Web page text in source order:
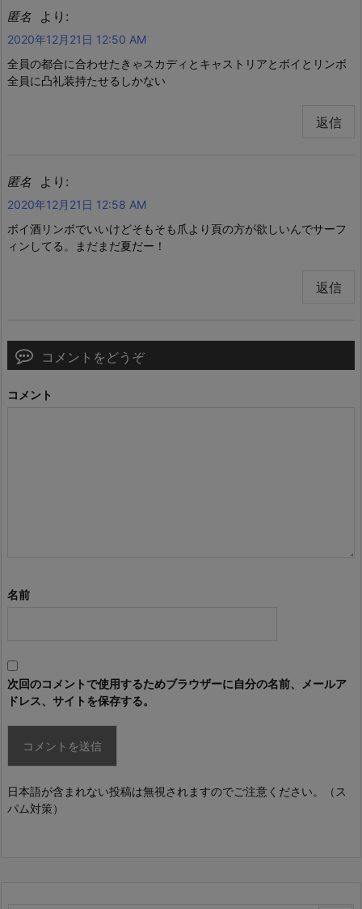
匿名 より:
2020年12月21日 12:50 AM
全員の都合に合わせたきゃスカディとキャストリアとボイとリンボ
全員に凸礼装持たせるしかない
返信
匿名 より:
2020年12月21日 12:58 AM
ボイ酒リンボでいいけどそもそも爪より頁の方が欲しいんでサーフ
ィンしてる。まだまだ夏だー！
返信
コメントをどうぞ
コメント
名前
次回のコメントで使用するためブラウザーに自分の名前、メールア
ドレス、サイトを保存する。
日本語が含まれない投稿は無視されますのでご注意ください。（ス
パム対策）